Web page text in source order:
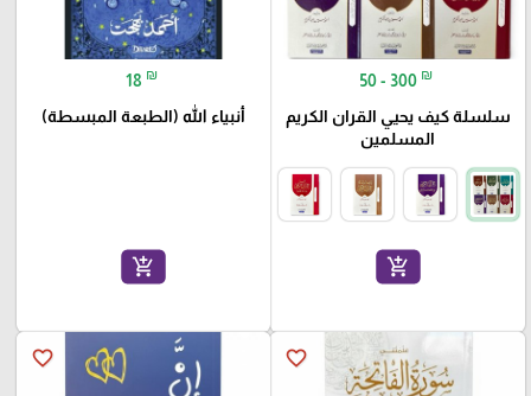
50 - 300 ₪
سلسلة كيف يحيي القران الكريم
المسلمين
add_shopping_cart
18 ₪
أنبياء الله (الطبعة المبسطة)
add_shopping_cart
favorite_border
favorite_border